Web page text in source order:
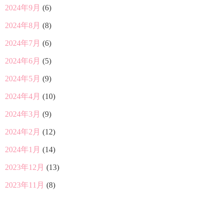
2024年9月 (6)
2024年8月 (8)
2024年7月 (6)
2024年6月 (5)
2024年5月 (9)
2024年4月 (10)
2024年3月 (9)
2024年2月 (12)
2024年1月 (14)
2023年12月 (13)
2023年11月 (8)